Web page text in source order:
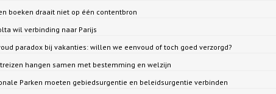
boeken draait niet op één contentbron
wil verbinding naar Parijs
paradox bij vakanties: willen we eenvoud of toch goed verzorgd?
hangen samen met bestemming en welzijn
Parken moeten gebiedsurgentie en beleidsurgentie verbinden